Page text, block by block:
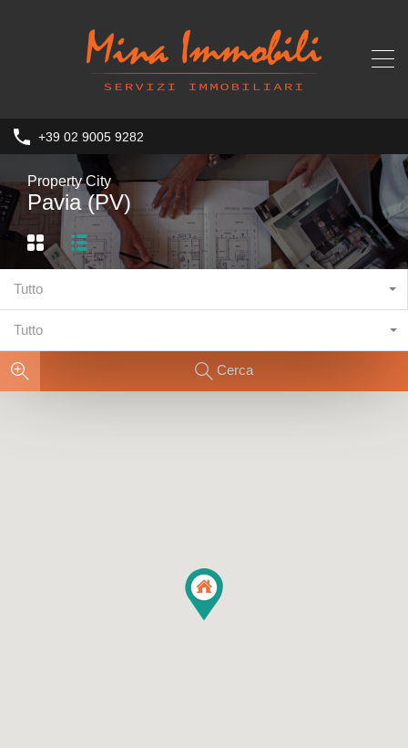
+39 02 9005 9282
Property City
Pavia (PV)
Tutto
Tutto
Cerca